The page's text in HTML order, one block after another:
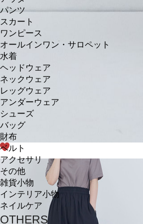
パンツ
スカート
ワンピース
オールインワン・サロペット
水着
ヘッドウェア
ネックウェア
レッグウェア
アンダーウェア
シューズ
バッグ
財布
ベルト
アクセサリ
その他
雑貨小物
インテリア小物
ネイルケア
OTHERS